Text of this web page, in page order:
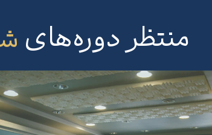
منتظر دوره‌های